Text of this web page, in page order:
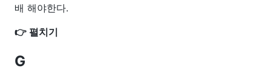
배 해야한다.
👉 펼치기
G